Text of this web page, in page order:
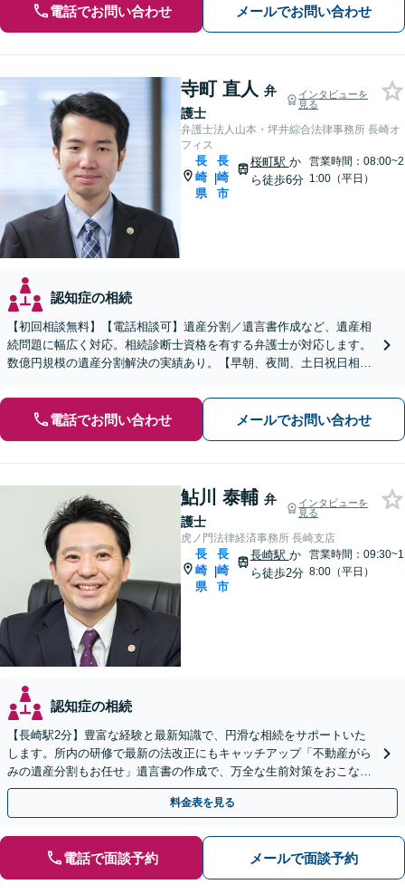
電話でお問い合わせ メールでお問い合わせ
寺町 直人 弁
護士
インタビューを
見る
弁護士法人山本・坪井綜合法律事務所 長崎オ
フィス
長
崎
県
|
長
崎
市
桜町駅 か
ら徒歩6分
営業時間：08:00~2
1:00（平日）
認知症の相続
【初回相談無料】【電話相談可】遺産分割／遺言書作成など、遺産相
続問題に幅広く対応。相続診断士資格を有する弁護士が対応します。
数億円規模の遺産分割解決の実績あり。【早朝、夜間、土日祝日相談
電話でお問い合わせ メールでお問い合わせ
鮎川 泰輔 弁
護士
インタビューを
見る
虎ノ門法律経済事務所 長崎支店
長
崎
県
|
長
崎
市
長崎駅 か
ら徒歩2分
営業時間：09:30~1
8:00（平日）
認知症の相続
【長崎駅2分】豊富な経験と最新知識で、円滑な相続をサポートいた
します。所内の研修で最新の法改正にもキャッチアップ「不動産がら
みの遺産分割もお任せ」遺言書の作成で、万全な生前対策をおこない
ましょう【夜間・休日面談可】
料金表を見る
電話で面談予約 メールで面談予約